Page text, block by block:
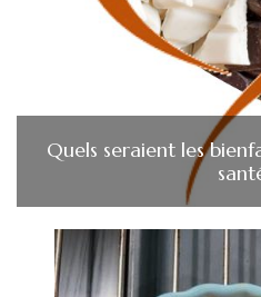
Quels seraient les